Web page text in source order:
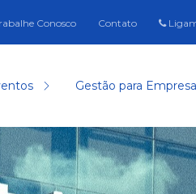
Conosco Contato
Gestão para